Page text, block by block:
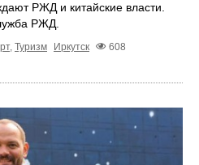
РЖД и китайские власти.
РЖД.
, Туризм Иркутск
608